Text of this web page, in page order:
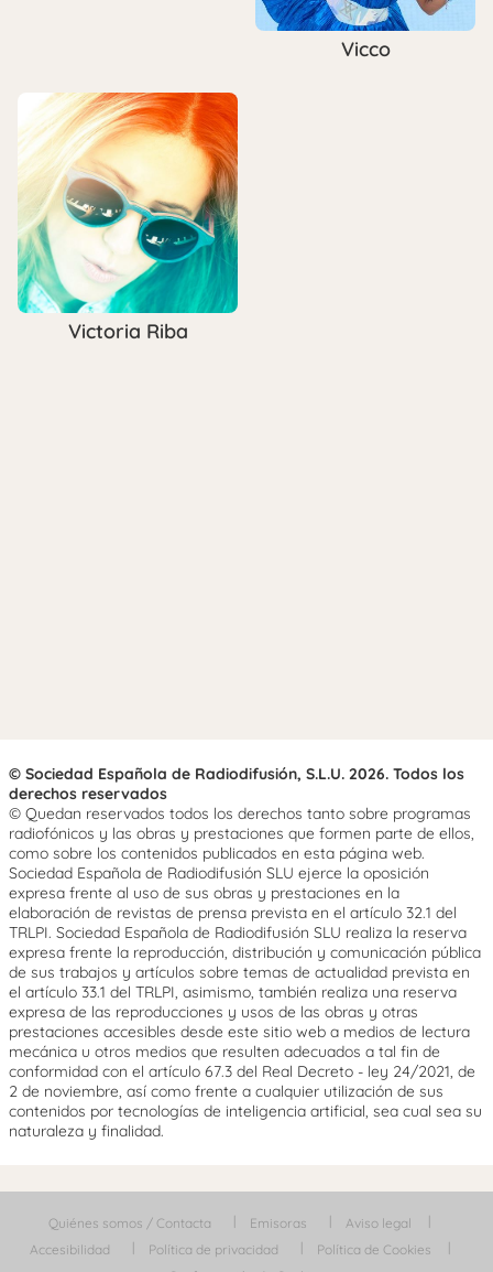
Vicco
Victoria Riba
© Sociedad Española de Radiodifusión, S.L.U. 2026. Todos los
derechos reservados
© Quedan reservados todos los derechos tanto sobre programas
radiofónicos y las obras y prestaciones que formen parte de ellos,
como sobre los contenidos publicados en esta página web.
Sociedad Española de Radiodifusión SLU ejerce la oposición
expresa frente al uso de sus obras y prestaciones en la
elaboración de revistas de prensa prevista en el artículo 32.1 del
TRLPI. Sociedad Española de Radiodifusión SLU realiza la reserva
expresa frente la reproducción, distribución y comunicación pública
de sus trabajos y artículos sobre temas de actualidad prevista en
el artículo 33.1 del TRLPI, asimismo, también realiza una reserva
expresa de las reproducciones y usos de las obras y otras
prestaciones accesibles desde este sitio web a medios de lectura
mecánica u otros medios que resulten adecuados a tal fin de
conformidad con el artículo 67.3 del Real Decreto - ley 24/2021, de
2 de noviembre, así como frente a cualquier utilización de sus
contenidos por tecnologías de inteligencia artificial, sea cual sea su
naturaleza y finalidad.
Quiénes somos / Contacta Emisoras
Aviso legal
Accesibilidad
Política de privacidad
Política de Cookies